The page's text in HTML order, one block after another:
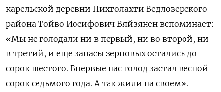
карельской деревни Пихтолахти Ведлозерского
района Тойво Иосифович Вяйзянен вспоминает:
«Мы не голодали ни в первый, ни во второй, ни
в третий, и еще запасы зерновых остались до
сорок шестого. Впервые нас голод застал весной
сорок седьмого года. А так жили на своем».